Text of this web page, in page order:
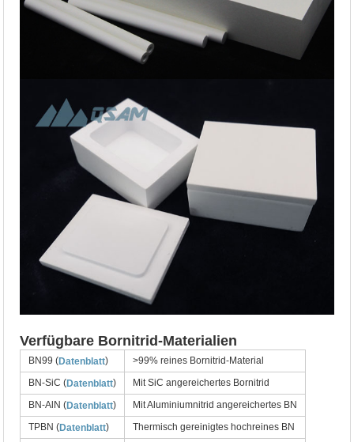
Verfügbare Bornitrid-Materialien
BN99 (Datenblatt)
>99% reines Bornitrid-Material
BN-SiC (Datenblatt)
Mit SiC angereichertes Bornitrid
BN-AlN (Datenblatt)
Mit Aluminiumnitrid angereichertes BN
TPBN (Datenblatt)
Thermisch gereinigtes hochreines BN